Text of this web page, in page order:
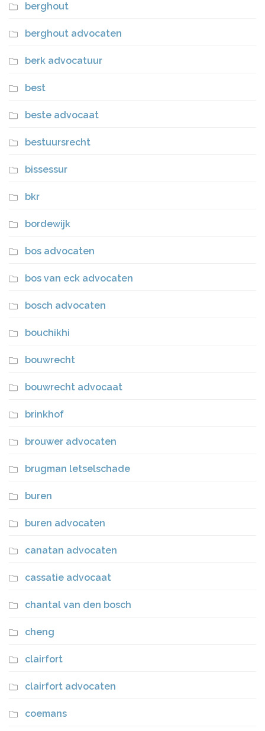
berghout
berghout advocaten
berk advocatuur
best
beste advocaat
bestuursrecht
bissessur
bkr
bordewijk
bos advocaten
bos van eck advocaten
bosch advocaten
bouchikhi
bouwrecht
bouwrecht advocaat
brinkhof
brouwer advocaten
brugman letselschade
buren
buren advocaten
canatan advocaten
cassatie advocaat
chantal van den bosch
cheng
clairfort
clairfort advocaten
coemans